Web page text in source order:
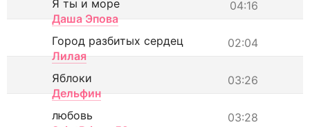
04:16
Я ты и море
Даша Эпова
02:04
Город разбитых сердец
Лилая
03:26
Яблоки
Дельфин
03:28
любовь